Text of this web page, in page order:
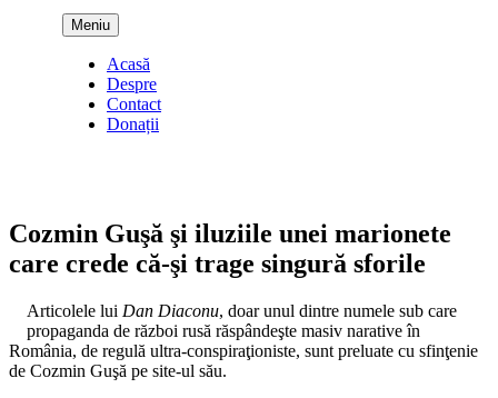
Meniu
Acasă
Despre
Contact
Donații
Cozmin Guşă şi iluziile unei marionete
care crede că-şi trage singură sforile
Articolele lui Dan Diaconu, doar unul dintre numele sub care
propaganda de război rusă răspândeşte masiv narative în
România, de regulă ultra-conspiraţioniste, sunt preluate cu sfinţenie
de Cozmin Guşă pe site-ul său.